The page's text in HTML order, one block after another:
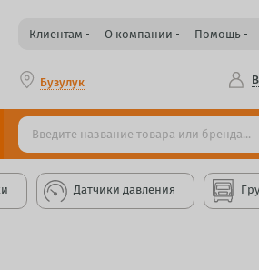
Клиентам О компании Помощь
Бузулук
Датчики давления